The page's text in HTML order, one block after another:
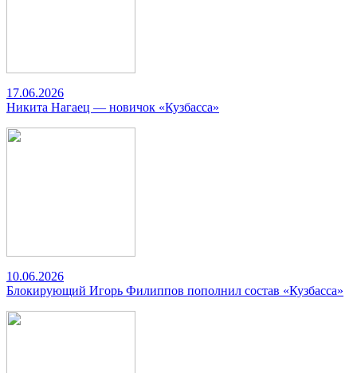
17.06.2026
Никита Нагаец — новичок «Кузбасса»
10.06.2026
Блокирующий Игорь Филиппов пополнил состав «Кузбасса»